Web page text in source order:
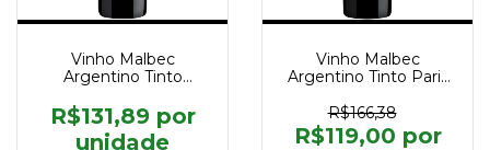
Vinho Malbec
Argentino Tinto
Malbec 750 ml
R$131,89
Vinho Malbec
Argentino Tinto Paris
ml
R$166,38
R$119,00